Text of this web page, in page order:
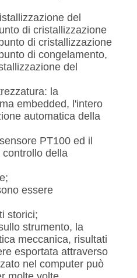
del
di cristallizzazione
di cristallizzazione
di congelamento,
del
la
embedded, l'intero
automatica della
PT100 ed il
della
essere
storici;
strumento, la
meccanica, risultati
esportata attraverso
nel computer può